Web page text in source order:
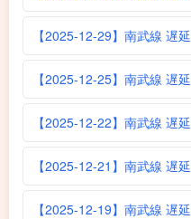
【2025-12-29】南武線 遅延
【2025-12-25】南武線 遅延
【2025-12-22】南武線 遅延
【2025-12-21】南武線 遅延
【2025-12-19】南武線 遅延